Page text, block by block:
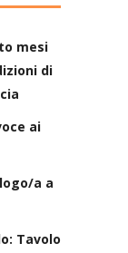
mesi
di
ai
a a
Tavolo